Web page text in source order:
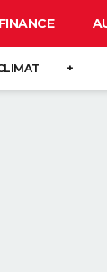
FINANCE
+